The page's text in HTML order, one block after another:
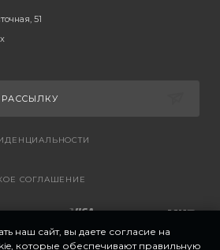
51
СОГЛАШЕНИЕ
наш сайт, вы даете согласие на
которые обеспечивают правильную